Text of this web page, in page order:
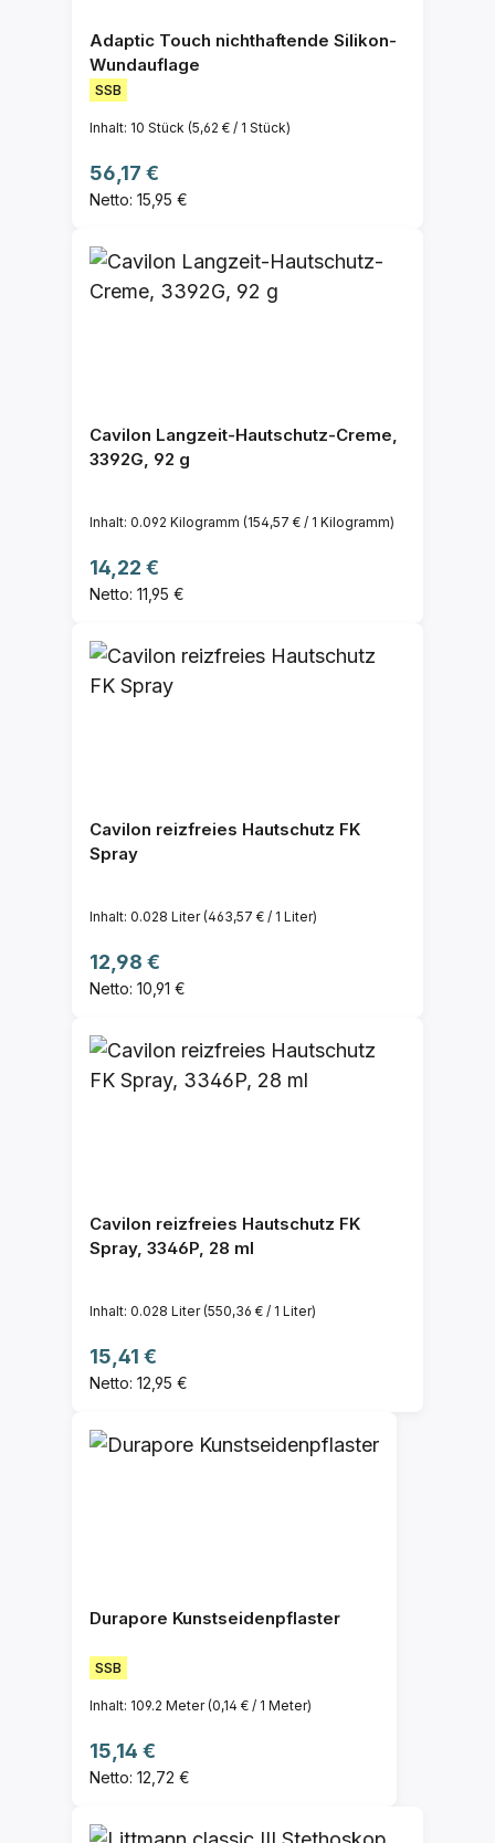
Adaptic Touch nichthaftende Silikon-
Wundauflage
SSB
Inhalt: 10 Stück (5,62 € / 1 Stück)
Regulärer Preis:
56,17 €
Netto: 15,95 €
Cavilon Langzeit-Hautschutz-Creme,
3392G, 92 g
Inhalt: 0.092 Kilogramm (154,57 € / 1 Kilogramm)
Regulärer Preis:
14,22 €
Netto: 11,95 €
Cavilon reizfreies Hautschutz FK
Spray
Inhalt: 0.028 Liter(463,57 € / 1 Liter)
Regulärer Preis:
12,98 €
Netto: 10,91 €
Cavilon reizfreies Hautschutz FK
Spray, 3346P, 28 ml
Inhalt: 0.028 Liter(550,36 € / 1 Liter)
Regulärer Preis:
15,41 €
Netto: 12,95 €
Durapore Kunstseidenpflaster
SSB
Inhalt: 109.2 Meter(0,14 € / 1 Meter)
Regulärer Preis:
15,14 €
Netto: 12,72 €